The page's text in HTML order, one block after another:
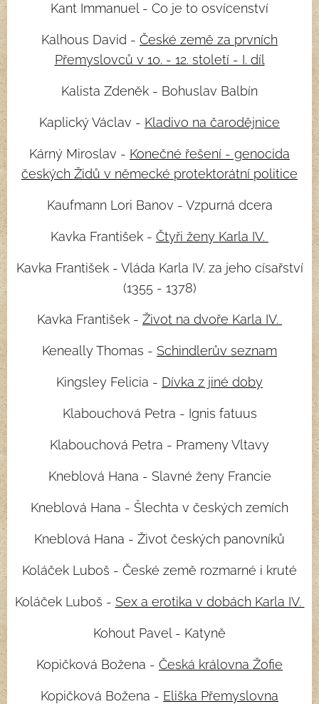
Kant Immanuel - Co je to osvícenství
Kalhous David - České země za prvních
Přemyslovců v 10. - 12. století - I. díl
Kalista Zdeněk - Bohuslav Balbín
Kaplický Václav - Kladivo na čarodějnice
Kárný Miroslav - Konečné řešení - genocida
českých Židů v německé protektorátní politice
Kaufmann Lori Banov - Vzpurná dcera
Kavka František - Čtyři ženy Karla IV.
Kavka František - Vláda Karla IV. za jeho císařství
(1355 - 1378)
Kavka František - Život na dvoře Karla IV.
Keneally Thomas - Schindlerův seznam
Kingsley Felicia - Dívka z jiné doby
Klabouchová Petra - Ignis fatuus
Klabouchová Petra - Prameny Vltavy
Kneblová Hana - Slavné ženy Francie
Kneblová Hana - Šlechta v českých zemích
Kneblová Hana - Život českých panovníků
Koláček Luboš - České země rozmarné i kruté
Koláček Luboš - Sex a erotika v dobách Karla IV.
Kohout Pavel - Katyně
Kopičková Božena - Česká královna Žofie
Kopičková Božena - Eliška Přemyslovna